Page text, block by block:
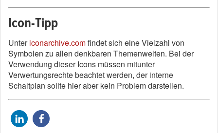
Icon-Tipp
Untericonarchive.comfindet sich eine Vielzahl von
Symbolen zu allen denkbaren Themenwelten. Bei der
Verwendung dieser Icons müssen mitunter
Verwertungsrechte beachtet werden, der interne
Schaltplan sollte hier aber kein Problem darstellen.